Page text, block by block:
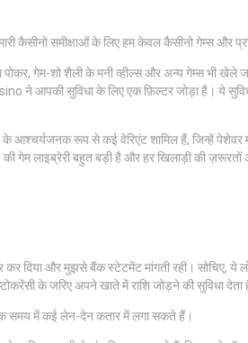
समीक्षाओं के लिए हम केवल कैसीनो गेम्स और
पोकर, गेम-शो शैली के मनी व्हील्स और अन्य गेम्स भी
आपकी सुविधा के लिए एक फ़िल्टर जोड़ा है। ये
रूप से कई वेरिएंट शामिल हैं, जिन्हें पेशेवर
लाइब्रेरी बहुत बड़ी है और हर खिलाड़ी की
दिया और मुझसे बैंक स्टेटमेंट मांगती रही। सोचिए, ये
के जरिए अपने खाते में राशि जोड़ने की सुविधा देता
समय में कई लेन-देन कतार में लगा सकते हैं।